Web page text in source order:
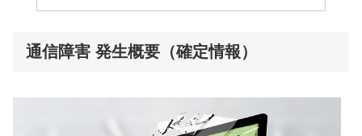
通信障害 発生概要（確定情報）